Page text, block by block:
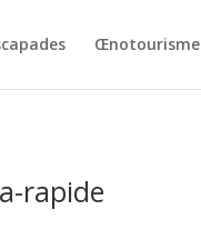
Œnotourisme
rapide